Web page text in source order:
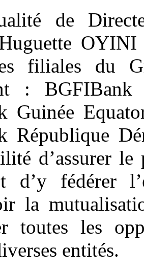
de
filiales du
: BGFIBank
Guinée
République
d’assurer
d’y fédérer
la
toutes les
entités.